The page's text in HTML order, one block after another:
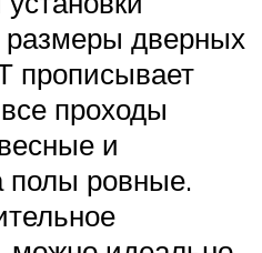
размеры дверных
прописывает
проходы
и
полы ровные.